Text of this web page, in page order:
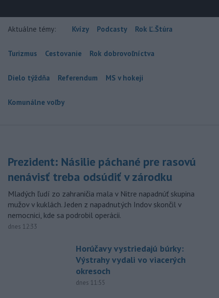
Aktuálne témy: Kvízy Podcasty Rok Ľ.Štúra
Turizmus Cestovanie Rok dobrovoľníctva
Dielo týždňa Referendum MS v hokeji
Komunálne voľby
Prezident: Násilie páchané pre rasovú
nenávisť treba odsúdiť v zárodku
Mladých ľudí zo zahraničia mala v Nitre napadnúť skupina
mužov v kuklách. Jeden z napadnutých Indov skončil v
nemocnici, kde sa podrobil operácii.
dnes 12:33
Horúčavy vystriedajú búrky:
Výstrahy vydali vo viacerých
okresoch
dnes 11:55